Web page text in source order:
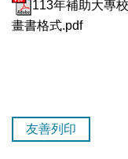
113年補助大專
畫書格式.pdf
友善列印